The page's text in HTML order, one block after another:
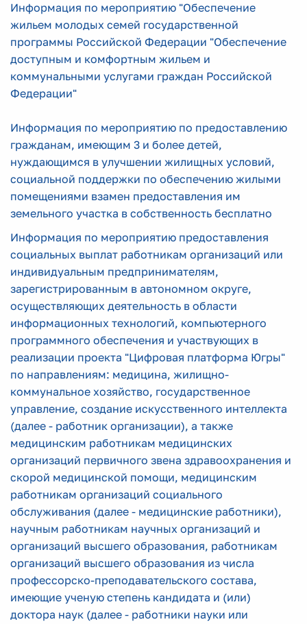
Информация по мероприятию "Обеспечение
жильем молодых семей государственной
программы Российской Федерации "Обеспечение
доступным и комфортным жильем и
коммунальными услугами граждан Российской
Федерации"
Информация по мероприятию по предоставлению
гражданам, имеющим 3 и более детей,
нуждающимся в улучшении жилищных условий,
социальной поддержки по обеспечению жилыми
помещениями взамен предоставления им
земельного участка в собственность бесплатно
Информация по мероприятию предоставления
социальных выплат работникам организаций или
индивидуальным предпринимателям,
зарегистрированным в автономном округе,
осуществляющих деятельность в области
информационных технологий, компьютерного
программного обеспечения и участвующих в
реализации проекта "Цифровая платформа Югры"
по направлениям: медицина, жилищно-
коммунальное хозяйство, государственное
управление, создание искусственного интеллекта
(далее - работник организации), а также
медицинским работникам медицинских
организаций первичного звена здравоохранения и
скорой медицинской помощи, медицинским
работникам организаций социального
обслуживания (далее - медицинские работники),
научным работникам научных организаций и
организаций высшего образования, работникам
организаций высшего образования из числа
профессорско-преподавательского состава,
имеющие ученую степень кандидата и (или)
доктора наук (далее - работники науки или